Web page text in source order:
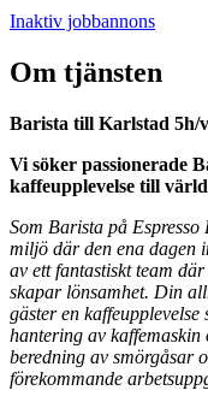
Inaktiv jobbannons
Om tjänsten
Barista till Karlstad 5h/v
Vi söker passionerade
kaffeupplevelse till
Som Barista på
miljö där den ena dagen
av ett fantastiskt team
skapar lönsamhet. Din
gäster en
hantering av kaffemaskin
beredning av smörgåsar
förekommande